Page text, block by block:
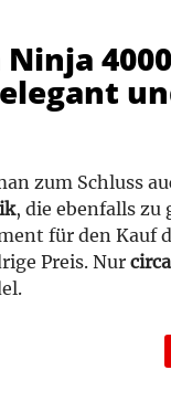
zum Schluss
, die ebenfalls zu
für den Kauf
Preis. Nur